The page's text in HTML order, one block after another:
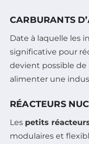
CARBURANTS
Date à laquelle les
significative pour
devient possible
alimenter une
RÉACTEURS
Les petits
modulaires et